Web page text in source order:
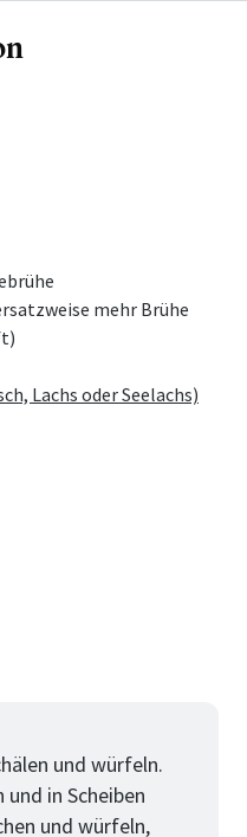
mehr Brühe
Lachs oder Seelachs)
und würfeln.
in Scheiben
und würfeln,